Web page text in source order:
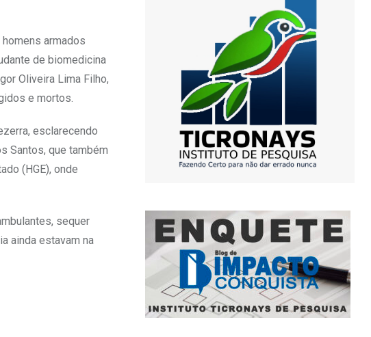
armados
de biomedicina
Oliveira Lima Filho,
e mortos.
esclarecendo
Santos, que também
(HGE), onde
sequer
ainda estavam na